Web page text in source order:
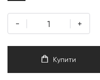
- +
Купити